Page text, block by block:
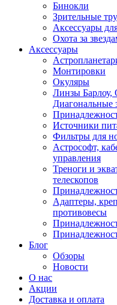
Бинокли
Зрительные
Аксессуары
Охота за
Аксессуары
Монтировки
Окуляры
Линзы
Диагональные
Источники
Фильтры для
Астрософт,
управления
Треноги и
телескопов
Адаптеры,
противовесы
Блог
Обзоры
Новости
О нас
Акции
Доставка и оплата